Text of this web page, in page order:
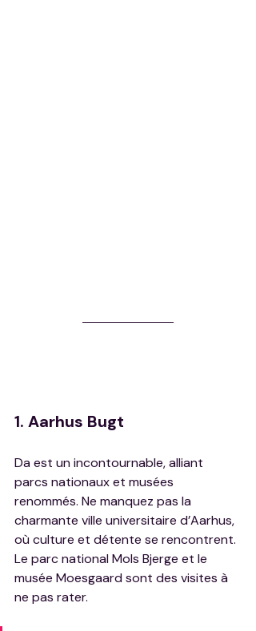
1. Aarhus Bugt
Da est un incontournable, alliant
parcs nationaux et musées
renommés. Ne manquez pas la
charmante ville universitaire d’Aarhus,
où culture et détente se rencontrent.
Le parc national Mols Bjerge et le
musée Moesgaard sont des visites à
ne pas rater.